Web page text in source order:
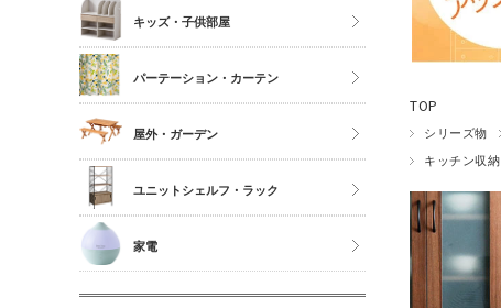
TOP
シリーズ物
キッチン収納
冬物布団
枕・抱き枕
マットレス単品
円形
キッチンマット
玄関マット
アクセサリーケース
照明・ライト
コスメボックス
収納雑貨
玄関雑貨
キッチン雑貨
ミラー・ドレッサー
キッズ・子供部屋
パーテーション・カーテン
カーテン・ブラインド
屋外・ガーデン
ユニットシェルフ・ラック
ユニットシェルフWiLLシリーズ
ジュリオシリーズ
家電